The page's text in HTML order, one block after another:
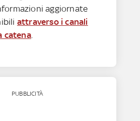
aggiornate
attraverso i canali
catena.
PUBBLICITÀ